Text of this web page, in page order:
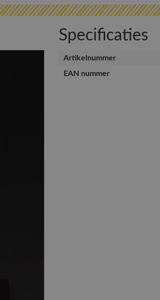
Specificaties
Artikelnummer
EAN nummer